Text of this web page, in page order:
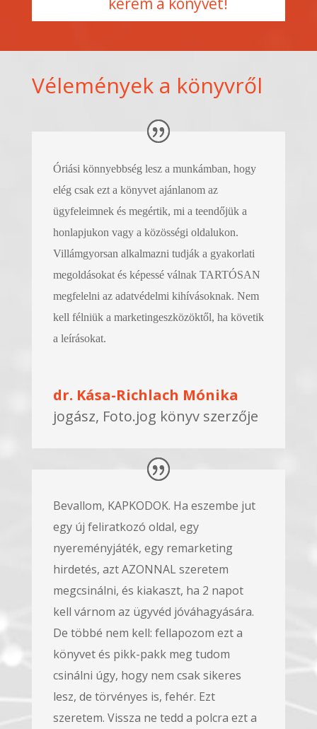
Vélemények a könyvről
Óriási könnyebbség lesz a munkámban, hogy
elég csak ezt a könyvet ajánlanom az
ügyfeleimnek és megértik, mi a teendőjük a
honlapjukon vagy a közösségi oldalukon.
Villámgyorsan alkalmazni tudják a gyakorlati
megoldásokat és képessé válnak TARTÓSAN
megfelelni az adatvédelmi kihívásoknak. Nem
kell félniük a marketingeszközöktől, ha követik
a leírásokat.
dr. Kása-Richlach Mónika
jogász, Foto.jog könyv szerzője
Bevallom, KAPKODOK. Ha eszembe jut
egy új feliratkozó oldal, egy
nyereményjáték, egy remarketing
hirdetés, azt AZONNAL szeretem
megcsinálni, és kiakaszt, ha 2 napot
kell várnom az ügyvéd jóváhagyására.
De többé nem kell: fellapozom ezt a
könyvet és pikk-pakk meg tudom
csinálni úgy, hogy nem csak sikeres
lesz, de törvényes is, fehér. Ezt
szeretem. Vissza ne tedd a polcra ezt a